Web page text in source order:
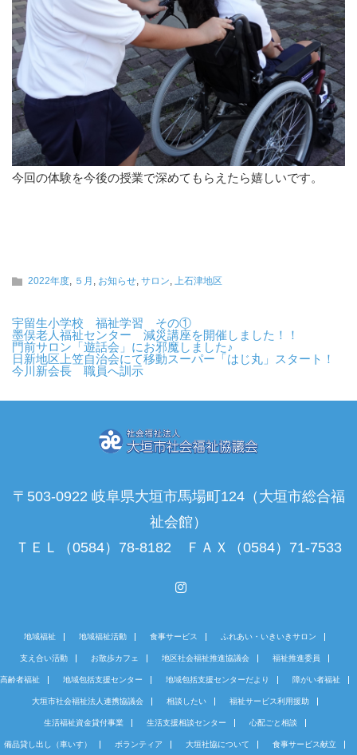
今回の体験を今後の授業で深めてもらえたら嬉しいです。
2022年度, ５月 , お知らせ, サロン, 上石津地区
宇留生小学校 福祉学習 その①
墨俣老人福祉センター 減災講座を開催しました！！
門前サロン「遊話会」にお邪魔しました♪
日新地区上笠自治会にて移動スーパー「はじ丸」スタート！
今川新会長 職員へ訓示
〒503-0922 岐阜県大垣市馬場町124（大垣市総合福
祉会館）
ＴＥＬ（0584）78-8182 ＦＡＸ（0584）71-7533
地域福祉 地域福祉活動 食事サービス ふれあい・いきいきサロン
支え合い活動 お散歩カフェ 地区社会福祉推進協議会 福祉推進委員
高齢者福祉 地域包括支援センター 地域包括支援センターだより 障がい者福祉
大垣市社会福祉法人連携協議会 相談したい 福祉サービス利用援助
生活福祉資金貸付事業 生活支援相談センター 心配ごと相談
備品貸し出し（車いす） ボランティア 大垣社協について 食事サービス献立